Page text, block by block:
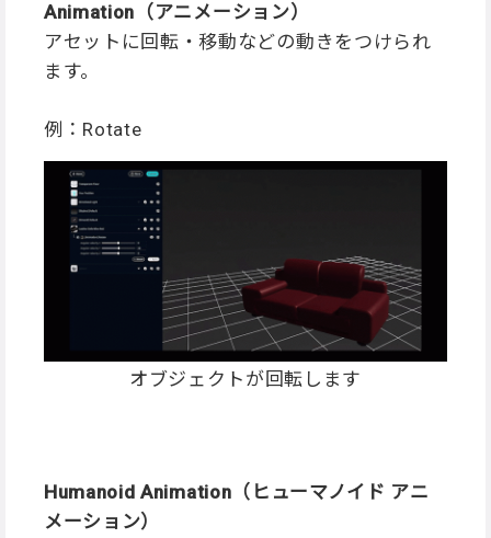
Animation（アニメーション）
アセットに回転・移動などの動きをつけられ
ます。
例：Rotate
オブジェクトが回転します
Humanoid Animation（ヒューマノイド アニ
メーション）